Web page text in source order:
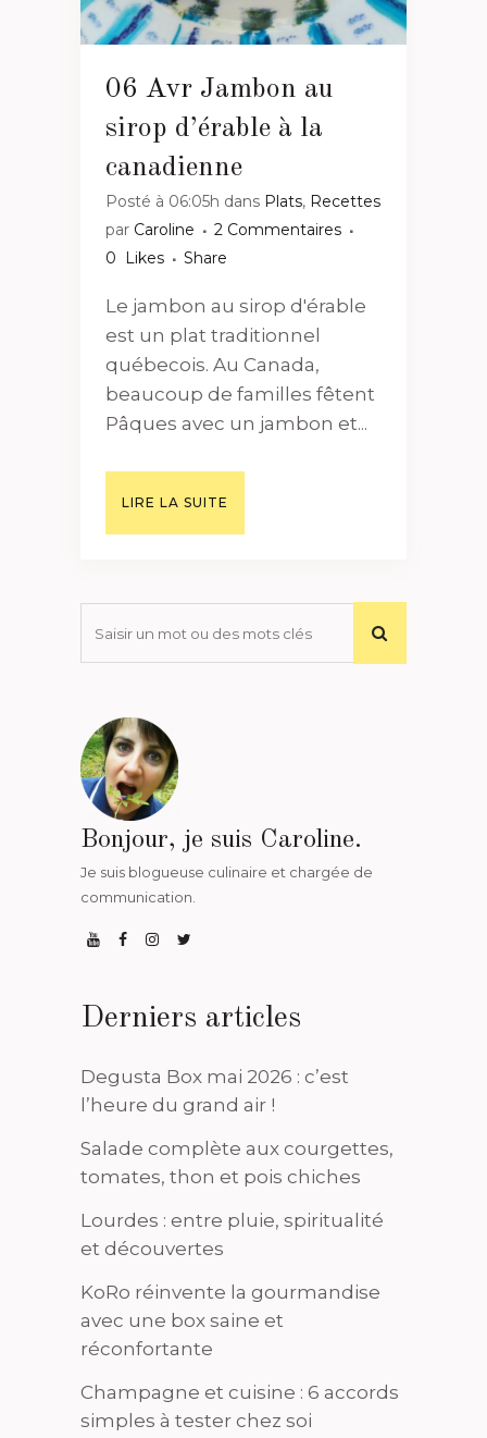
06 Avr Jambon au
sirop d’érable à la
canadienne
Posté à 06:05h dans Plats, Recettes
par Caroline
2 Commentaires
0
Likes Share
Le jambon au sirop d'érable
est un plat traditionnel
québecois. Au Canada,
beaucoup de familles fêtent
Pâques avec un jambon et...
LIRE LA SUITE
Bonjour, je suis Caroline.
Je suis blogueuse culinaire et chargée de
communication.
Derniers articles
Degusta Box mai 2026 : c’est
l’heure du grand air !
Salade complète aux courgettes,
tomates, thon et pois chiches
Lourdes : entre pluie, spiritualité
et découvertes
KoRo réinvente la gourmandise
avec une box saine et
réconfortante
Champagne et cuisine : 6 accords
simples à tester chez soi